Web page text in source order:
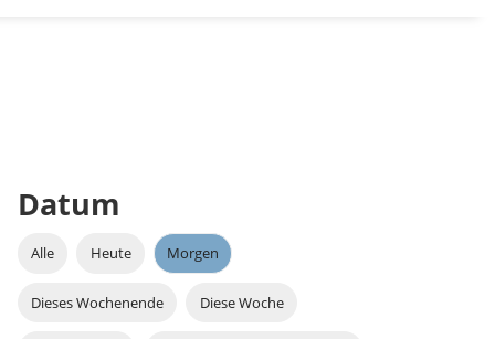
Datum
Alle Heute Morgen
Dieses Wochenende Diese Woche